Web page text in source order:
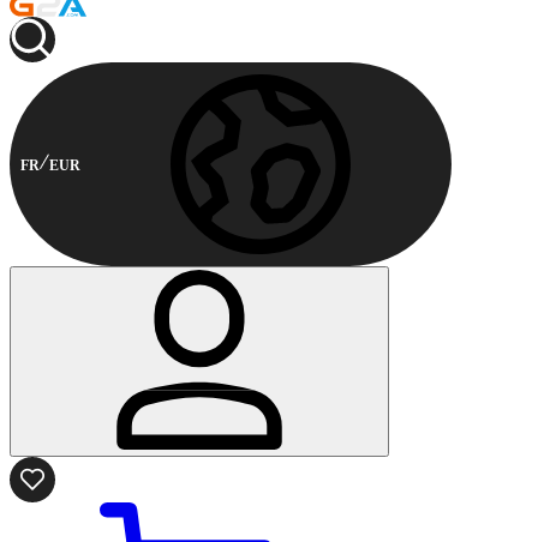
FR EUR